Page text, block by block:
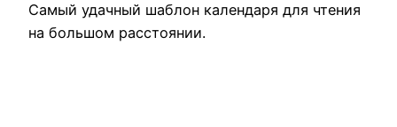
Самый удачный шаблон календаря для чтения
на большом расстоянии.